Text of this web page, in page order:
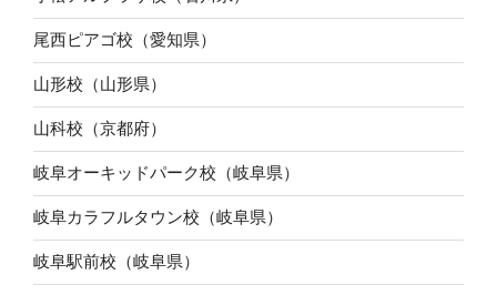
尾西ピアゴ校（愛知県）
山形校（山形県）
山科校（京都府）
岐阜オーキッドパーク校（岐阜県）
岐阜カラフルタウン校（岐阜県）
岐阜駅前校（岐阜県）